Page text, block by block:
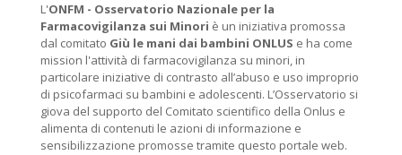
L'ONFM - Osservatorio Nazionale per la
Farmacovigilanza sui Minori è un iniziativa promossa
dal comitato Giù le mani dai bambini ONLUS e ha come
mission l'attività di farmacovigilanza su minori, in
particolare iniziative di contrasto all’abuso e uso improprio
di psicofarmaci su bambini e adolescenti. L’Osservatorio si
giova del supporto del Comitato scientifico della Onlus e
alimenta di contenuti le azioni di informazione e
sensibilizzazione promosse tramite questo portale web.